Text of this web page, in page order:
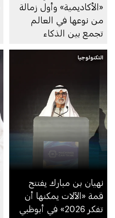
«الأكاديمية» وأول زمالة
من نوعها في العالم
تجمع بين الذكاء
التكنولوجيا
نهيان بن مبارك يفتتح
قمة «الآلات يمكنها أن
تفكر 2026» في أبوظبي